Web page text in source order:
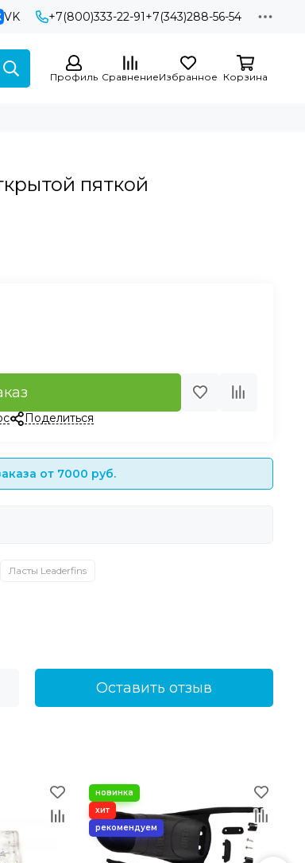
VK +7(800)333-22-91+7(343)288-56-54
Профиль СравнениеИзбранное Корзина
пяткой
Поделиться
от 7000 руб.
Ласты Leaderfins
Оставить отзыв